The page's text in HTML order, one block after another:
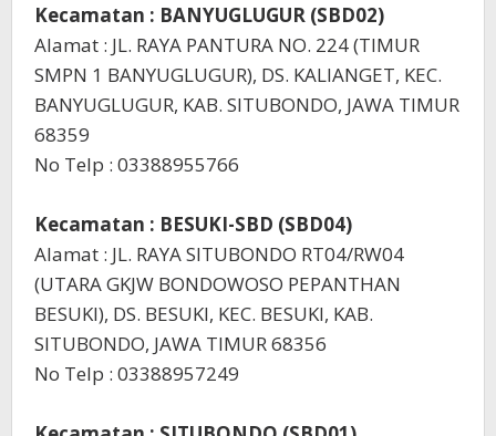
Kecamatan : BANYUGLUGUR (SBD02)
Alamat : JL. RAYA PANTURA NO. 224 (TIMUR
SMPN 1 BANYUGLUGUR), DS. KALIANGET, KEC.
BANYUGLUGUR, KAB. SITUBONDO, JAWA TIMUR
68359
No Telp : 03388955766
Kecamatan : BESUKI-SBD (SBD04)
Alamat : JL. RAYA SITUBONDO RT04/RW04
(UTARA GKJW BONDOWOSO PEPANTHAN
BESUKI), DS. BESUKI, KEC. BESUKI, KAB.
SITUBONDO, JAWA TIMUR 68356
No Telp : 03388957249